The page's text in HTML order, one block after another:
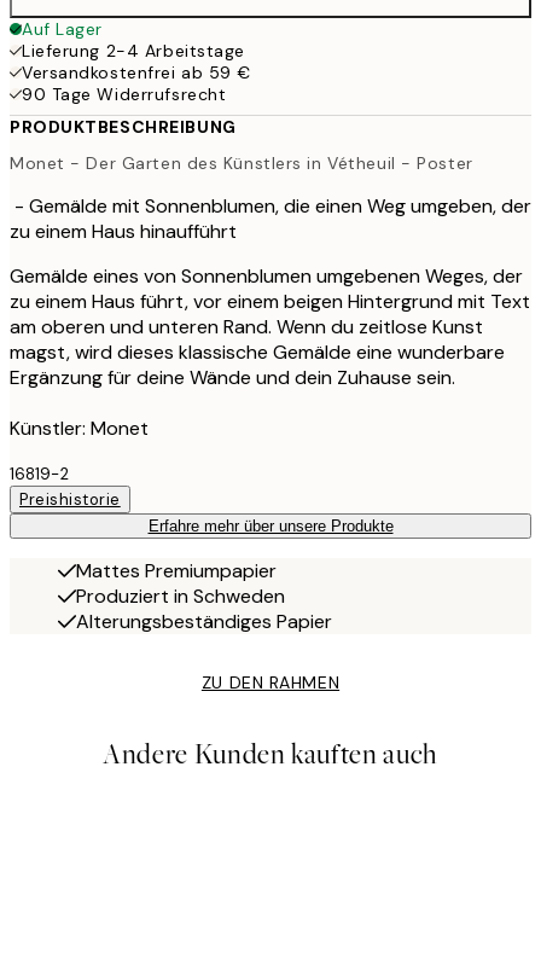
Auf Lager
Lieferung 2-4 Arbeitstage
Versandkostenfrei ab 59 €
90 Tage Widerrufsrecht
PRODUKTBESCHREIBUNG
Monet - Der Garten des Künstlers in Vétheuil - Poster
- Gemälde mit Sonnenblumen, die einen Weg umgeben, der
zu einem Haus hinaufführt
Gemälde eines von Sonnenblumen umgebenen Weges, der
zu einem Haus führt, vor einem beigen Hintergrund mit Text
am oberen und unteren Rand. Wenn du zeitlose Kunst
magst, wird dieses klassische Gemälde eine wunderbare
Ergänzung für deine Wände und dein Zuhause sein.
Künstler: Monet
16819-2
Preishistorie
Erfahre mehr über unsere Produkte
Mattes Premiumpapier
Produziert in Schweden
Alterungsbeständiges Papier
ZU DEN RAHMEN
Andere Kunden kauften auch